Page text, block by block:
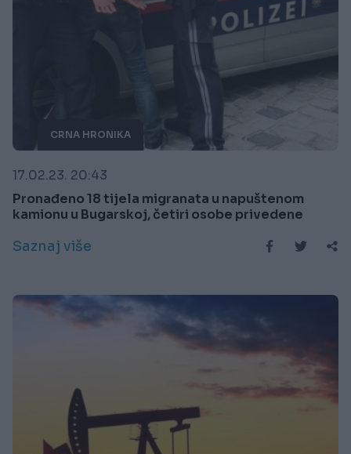
CRNA HRONIKA
17.02.23. 20:43
Pronađeno 18 tijela migranata u napuštenom
kamionu u Bugarskoj, četiri osobe privedene
Saznaj više